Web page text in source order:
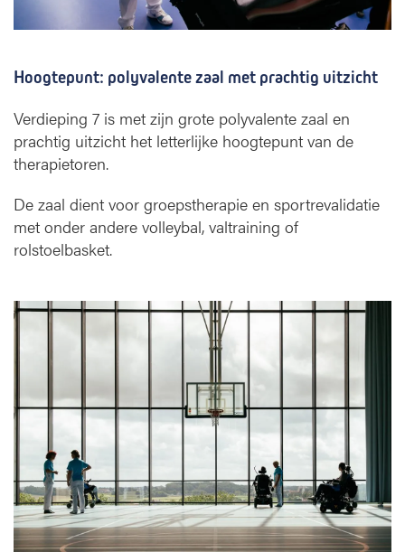
Hoogtepunt: polyvalente zaal met prachtig uitzicht
Verdieping 7 is met zijn grote polyvalente zaal en
prachtig uitzicht het letterlijke hoogtepunt van de
therapietoren.
De zaal dient voor groepstherapie en sportrevalidatie
met onder andere volleybal, valtraining of
rolstoelbasket.